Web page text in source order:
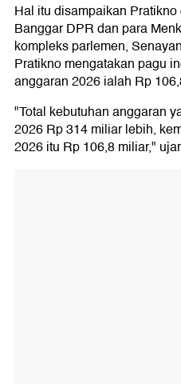
Hal itu disampaikan
Banggar DPR dan para
kompleks parlemen,
Pratikno mengatakan pagu
anggaran 2026 ialah Rp
"Total kebutuhan anggaran
2026 Rp 314 miliar lebih,
2026 itu Rp 106,8 miliar,"